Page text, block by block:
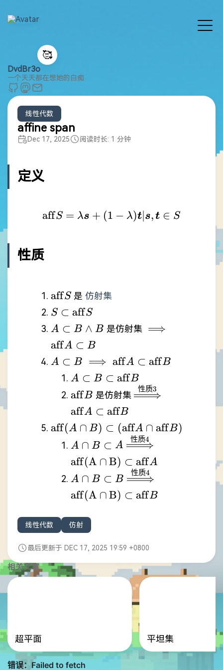
🥰
DvdBr3o
一个天天都在想她的白痴
线性代数
affine span
Dec 17, 2025 阅读时长: 1 分钟
定义
\mathrm{aff}S={
affS = λs + (1 − λ)t∣s, t ∈ S
性质
\mathrm{aff}S
affS是 仿射集
S\subset
\mathrm{aff}S
S ⊂ affS
A\subset
B
A ⊂ B \land
∧ B
B 是仿射集 \implies
⟹
affA ⊂ B
A\subset B \implies
\mathrm{aff}A\subset
\mathrm{aff}B
A ⊂ B ⟹ affA ⊂ affB
A\subset
B\subset
\mathrm{aff}B
A ⊂ B ⊂ affB
\mathrm{aff}B
affB 是仿射集 \xRightarrow{性
性质3
affA ⊂ affB
\mathrm{aff}(A\cap
B)\subset(\mathrm{aff}A
\cap \mathrm{aff}B)
aff(A ∩ B) ⊂ (affA ∩ affB)
A\cap B\subset A
\xRightarrow{性质
4}\mathrm{aff(A\cap
B)}\subset
\mathrm{aff}A
A ∩ B ⊂ A
性质4
aff(A ∩ B) ⊂ affA
A\cap B\subset B
\xRightarrow{性质
4}\mathrm{aff(A\cap
B)}\subset
\mathrm{aff}B
A ∩ B ⊂ B
性质4
aff(A ∩ B) ⊂ affB
线性代数 仿射
最后更新于 DEC 17, 2025 19:59 +0800
相关文章
超平面 平坦集